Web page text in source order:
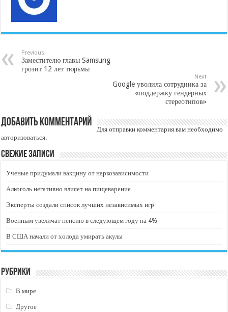
Previous
Заместителю главы Samsung
грозит 12 лет тюрьмы
Next
Google уволила сотрудника за
«поддержку гендерных
стереотипов»
Добавить комментарий
Для отправки комментария вам необходимо
авторизоваться.
Свежие записи
Ученые придумали вакцину от наркозависимости
Алкоголь негативно влияет на пищеварение
Эксперты создали список лучших независимых игр
Военным увеличат пенсию в следующем году на 4%
В США начали от холода умирать акулы
Рубрики
В мире
Другое